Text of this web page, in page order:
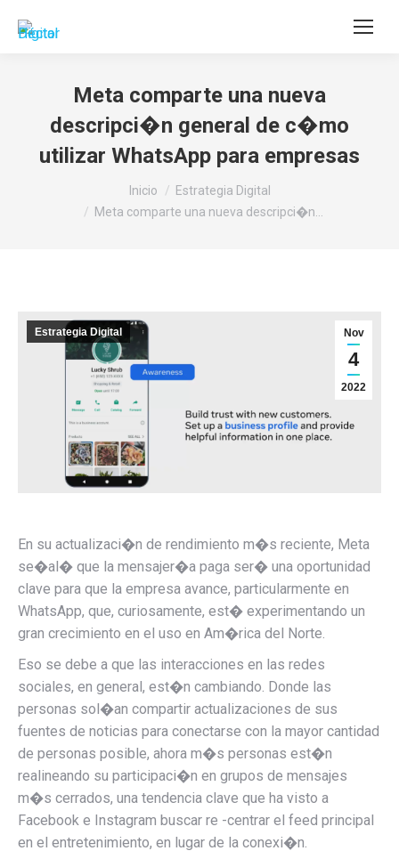
Buscar:
Meta comparte una nueva
descripci�n general de c�mo
utilizar WhatsApp para empresas
Inicio
Estrategia Digital
Meta comparte una nueva descripci�n…
Nov
4
2022
Estrategia Digital
En su actualizaci�n de rendimiento m�s reciente, Meta
se�al� que la mensajer�a paga ser� una oportunidad
clave para que la empresa avance, particularmente en
WhatsApp, que, curiosamente, est� experimentando un
gran crecimiento en el uso en Am�rica del Norte.
Eso se debe a que las interacciones en las redes
sociales, en general, est�n cambiando. Donde las
personas sol�an compartir actualizaciones de sus
fuentes de noticias para conectarse con la mayor cantidad
de personas posible, ahora m�s personas est�n
realineando su participaci�n en grupos de mensajes
m�s cerrados, una tendencia clave que ha visto a
Facebook e Instagram buscar re -centrar el feed principal
en el entretenimiento, en lugar de la conexi�n.